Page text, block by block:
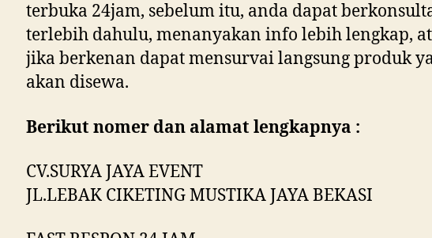
terbuka 24jam, sebelum itu, anda dapat
terlebih dahulu, menanyakan info lebih lengkap,
jika berkenan dapat mensurvai langsung produk
akan disewa.
Berikut nomer dan alamat lengkapnya :
CV.SURYA JAYA EVENT
JL.LEBAK CIKETING MUSTIKA JAYA BEKASI